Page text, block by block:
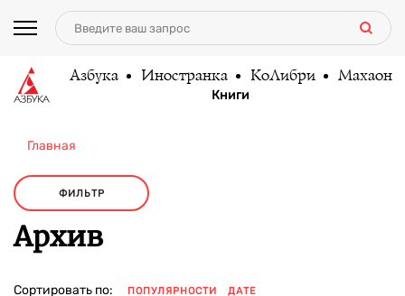
Азбука Иностранка КоЛибри Махаон
Книги
Главная
ФИЛЬТР
Архив
Сортировать по: ПОПУЛЯРНОСТИ ДАТЕ